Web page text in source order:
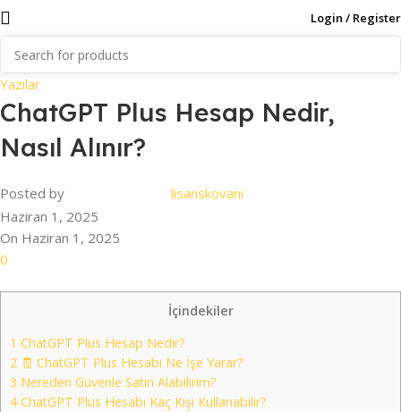
Login / Register
Yazılar
ChatGPT Plus Hesap Nedir,
Nasıl Alınır?
Posted by
lisanskovani
Haziran 1, 2025
On Haziran 1, 2025
0
İçindekiler
1 ChatGPT Plus Hesap Nedir?
2 🧾 ChatGPT Plus Hesabı Ne İşe Yarar?
3 Nereden Güvenle Satın Alabilirim?
4ChatGPT Plus Hesabı Kaç Kişi Kullanabilir?